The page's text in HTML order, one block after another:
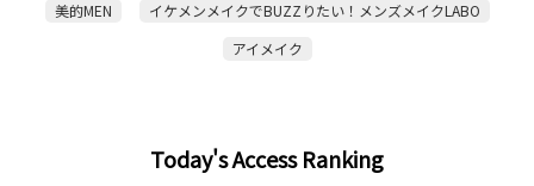
美的MEN
イケメンメイクでBUZZりたい！メンズメイクLABO
アイメイク
Today's Access Ranking